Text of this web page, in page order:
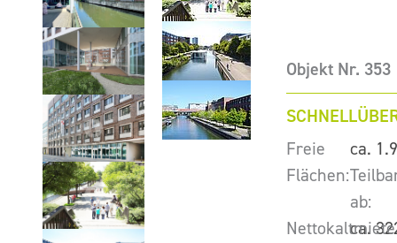
Objekt Nr. 353
Freie
Flächen:
ca.
ab:
ca.
Nettokaltmiete